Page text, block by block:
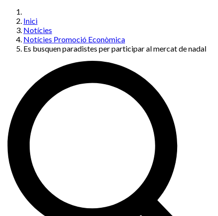
Inici
Notícies
Notícies Promoció Econòmica
Es busquen paradistes per participar al mercat de nadal